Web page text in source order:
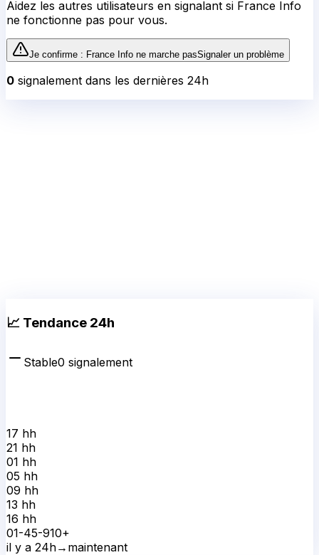
Aidez les autres utilisateurs en signalant si France Info
ne fonctionne pas pour vous.
Je confirme : France Info ne marche pasSignaler un problème
0 signalement dans les dernières 24h
📈 Tendance 24h
Stable0 signalement
17 hh
21 hh
01 hh
05 hh
09 hh
13 hh
16 hh
01-45-910+
il y a 24h→ maintenant